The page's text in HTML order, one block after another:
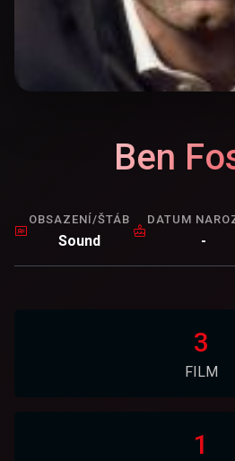
Ben
OBSAZENÍ/ŠTÁB
Sound
DATUM
-
3
FILM
1